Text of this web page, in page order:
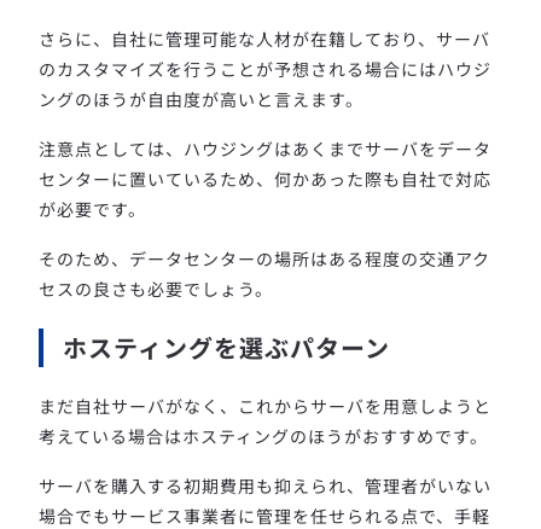
さらに、自社に管理可能な人材が在籍しており、サーバ
のカスタマイズを行うことが予想される場合にはハウジ
ングのほうが自由度が高いと言えます。
注意点としては、ハウジングはあくまでサーバをデータ
センターに置いているため、何かあった際も自社で対応
が必要です。
そのため、データセンターの場所はある程度の交通アク
セスの良さも必要でしょう。
ホスティングを選ぶパターン
まだ自社サーバがなく、これからサーバを用意しようと
考えている場合はホスティングのほうがおすすめです。
サーバを購入する初期費用も抑えられ、管理者がいない
場合でもサービス事業者に管理を任せられる点で、手軽